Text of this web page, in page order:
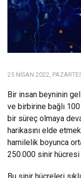
25 NISAN 2022,
Bir insan beyninin
ve birbirine bağlı
bir süreç olmaya
harikasını elde
hamilelik boyunca
250.000 sinir hücresi
Bu sinir hücreleri